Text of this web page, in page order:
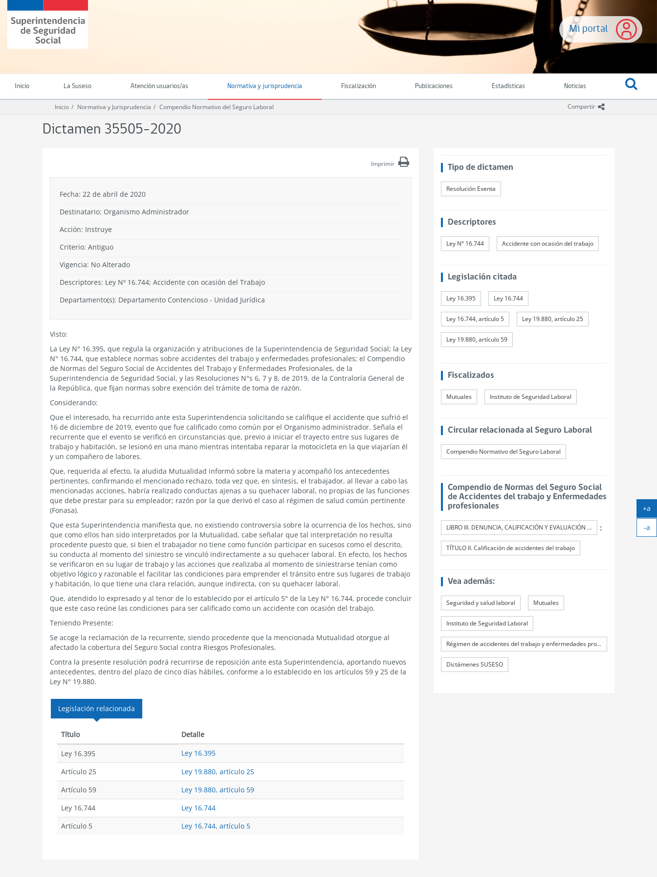
contenido
principal
Mi portal
Superintendencia
de
Seguridad
(SUSESO)
Chile
Inicio La Suseso Atención usuarios/as Normativa y jurisprudencia Fiscalización Publicaciones Estadísticas Noticias
Compartir icono compartir
Inicio Normativa y Jurisprudencia Compendio Normativo del Seguro Laboral
Dictamen 35505-2020
Imprimir
Fecha: 22 de abril de 2020
Destinatario: Organismo Administrador
Acción: Instruye
Criterio: Antiguo
Vigencia: No Alterado
Descriptores: Ley Nº 16.744; Accidente con ocasión del Trabajo
Departamento(s): Departamento Contencioso - Unidad Jurídica
Visto:
La Ley N° 16.395, que regula la organización y atribuciones de la Superintendencia de Seguridad Social; la Ley
N° 16.744, que establece normas sobre accidentes del trabajo y enfermedades profesionales; el Compendio
de Normas del Seguro Social de Accidentes del Trabajo y Enfermedades Profesionales, de la
Superintendencia de Seguridad Social, y las Resoluciones N°s 6, 7 y 8, de 2019, de la Contraloría General de
la República, que fijan normas sobre exención del trámite de toma de razón.
Considerando:
Que el interesado, ha recurrido ante esta Superintendencia solicitando se califique el accidente que sufrió el
16 de diciembre de 2019, evento que fue calificado como común por el Organismo administrador. Señala el
recurrente que el evento se verificó en circunstancias que, previo a iniciar el trayecto entre sus lugares de
trabajo y habitación, se lesionó en una mano mientras intentaba reparar la motocicleta en la que viajarían él
y un compañero de labores.
Que, requerida al efecto, la aludida Mutualidad informó sobre la materia y acompañó los antecedentes
pertinentes, confirmando el mencionado rechazo, toda vez que, en síntesis, el trabajador, al llevar a cabo las
mencionadas acciones, habría realizado conductas ajenas a su quehacer laboral, no propias de las funciones
que debe prestar para su empleador; razón por la que derivó el caso al régimen de salud común pertinente
(Fonasa).
Que esta Superintendencia manifiesta que, no existiendo controversia sobre la ocurrencia de los hechos, sino
que como ellos han sido interpretados por la Mutualidad, cabe señalar que tal interpretación no resulta
procedente puesto que, si bien el trabajador no tiene como función participar en sucesos como el descrito,
su conducta al momento del siniestro se vinculó indirectamente a su quehacer laboral. En efecto, los hechos
se verificaron en su lugar de trabajo y las acciones que realizaba al momento de siniestrarse tenían como
objetivo lógico y razonable el facilitar las condiciones para emprender el tránsito entre sus lugares de trabajo
y habitación, lo que tiene una clara relación, aunque indirecta, con su quehacer laboral.
Que, atendido lo expresado y al tenor de lo establecido por el artículo 5° de la Ley N° 16.744, procede concluir
que este caso reúne las condiciones para ser calificado como un accidente con ocasión del trabajo.
Teniendo Presente:
Se acoge la reclamación de la recurrente, siendo procedente que la mencionada Mutualidad otorgue al
afectado la cobertura del Seguro Social contra Riesgos Profesionales.
Contra la presente resolución podrá recurrirse de reposición ante esta Superintendencia, aportando nuevos
antecedentes, dentro del plazo de cinco días hábiles, conforme a lo establecido en los artículos 59 y 25 de la
Ley N° 19.880.
Legislación relacionada
Título Detalle
Ley 16.395
Ley 16.395
Artículo 25
Ley 19.880, artículo 25
Artículo 59
Ley 19.880, artículo 59
Ley 16.744
Ley 16.744
Artículo 5
Ley 16.744, artículo 5
Tipo de dictamen
Resolución Exenta
Descriptores
Ley N° 16.744 Accidente con ocasión del trabajo
Legislación citada
Ley 16.395 Ley 16.744
Ley 16.744, artículo 5 Ley 19.880, artículo 25
Ley 19.880, artículo 59
Fiscalizados
Mutuales Instituto de Seguridad Laboral
Circular relacionada al Seguro Laboral
Compendio Normativo del Seguro Laboral
Compendio de Normas del Seguro Social
de Accidentes del trabajo y Enfermedades
profesionales
LIBRO III. DENUNCIA, CALIFICACIÓN Y EVALUACIÓN DE INCAPACIDADES PERMANENTES :
TÍTULO II. Calificación de accidentes del trabajo
Vea además:
Seguridad y salud laboral Mutuales
Instituto de Seguridad Laboral
Régimen de accidentes del trabajo y enfermedades profesionales
Dictámenes SUSESO
+a
-a